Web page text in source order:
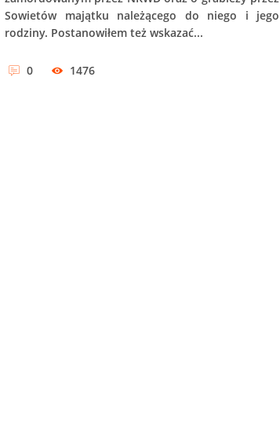
Sowietów majątku należącego do niego i jego
rodziny. Postanowiłem też wskazać...
0 1476